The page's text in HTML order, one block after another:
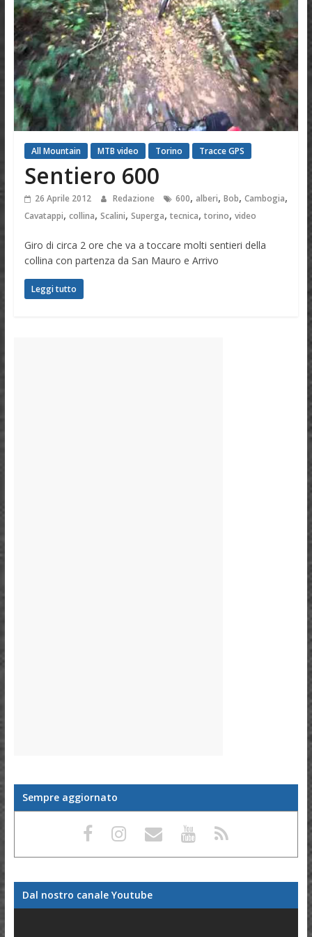
All Mountain MTB video Torino Tracce GPS
Sentiero 600
26 Aprile 2012 Redazione 600, alberi, Bob, Cambogia,
Cavatappi, collina, Scalini, Superga, tecnica, torino, video
Giro di circa 2 ore che va a toccare molti sentieri della
collina con partenza da San Mauro e Arrivo
Leggi tutto
Sempre aggiornato
Dal nostro canale Youtube